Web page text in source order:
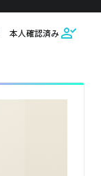
本人確認済み